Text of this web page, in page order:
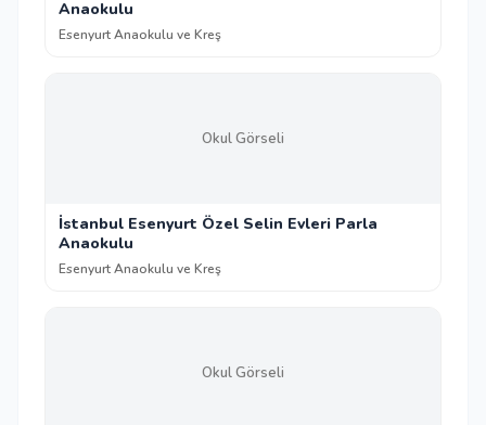
Anaokulu
Esenyurt Anaokulu ve Kreş
Okul Görseli
İstanbul Esenyurt Özel Selin Evleri Parla
Anaokulu
Esenyurt Anaokulu ve Kreş
Okul Görseli